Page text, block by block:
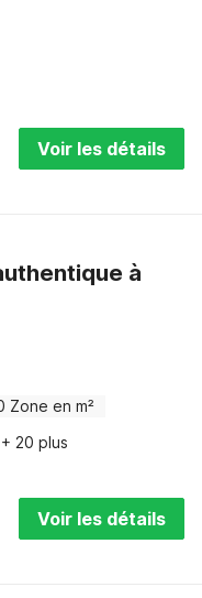
Voir les détails
à
Zone en m²
+ 20 plus
Voir les détails